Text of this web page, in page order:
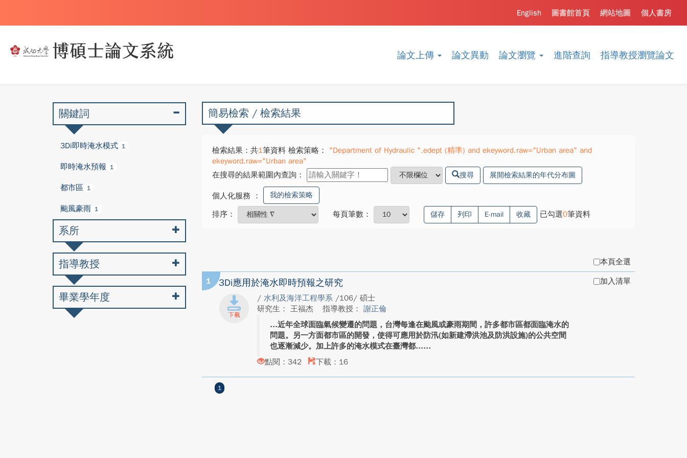
論文上傳 論文異動 論文瀏覽 進階查詢 指導教授瀏覽論文
個人書房
網站地圖
圖書館首頁
English
簡易檢索 / 檢索結果
檢索結果：共1筆資料 檢索策略：
"Department of Hydraulic ".edept (精準) and ekeyword.raw="Urban area" and
ekeyword.raw="Urban area"
在搜尋的結果範圍內查詢：
搜尋 展開檢索結果的年代分布圖
個人化服務 ： 我的檢索策略
排序： 每頁筆數： 儲存 列印 E-mail 收藏 已勾選0筆資料
本頁全選
1 3Di應用於淹水即時預報之研究
/ 水利及海洋工程學系 /106/ 碩士
研究生： 王福杰
指導教授： 謝正倫
近年全球面臨氣候變遷的問題，台灣每逢在颱風或豪雨期間，許多都市區都面臨淹水的
問題。另一方面都市區的開發，使得可應用於防汛(如新建滯洪池及防洪設施)的公共空間
也逐漸減少。加上許多的淹水模式在臺灣都...
點閱：342
下載：16
加入清單
1
關鍵詞
3Di即時淹水模式 1
即時淹水預報 1
都市區 1
颱風豪雨 1
系所
指導教授
畢業學年度